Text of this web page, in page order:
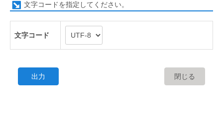
文字コードを指定してください。
文字コード